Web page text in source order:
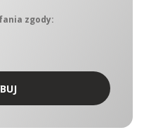
zgody:
w dalszej części
Inspektor ochrony
danych
z Administratorami:
na adres Aleja